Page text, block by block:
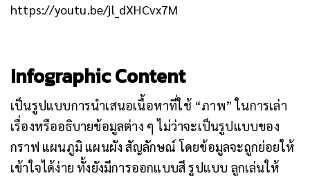
https://youtu.be/jl_dXHCvx7M
Infographic Content
เป็นรูปแบบการนำเสนอเนื้อหาที่ใช้ “ภาพ” ในการเล่า
เรื่องหรืออธิบายข้อมูลต่าง ๆ ไม่ว่าจะเป็นรูปแบบของ
กราฟ แผนภูมิ แผนผัง สัญลักษณ์ โดยข้อมูลจะถูกย่อยให้
เข้าใจได้ง่าย ทั้งยังมีการออกแบบสี รูปแบบ ลูกเล่นให้